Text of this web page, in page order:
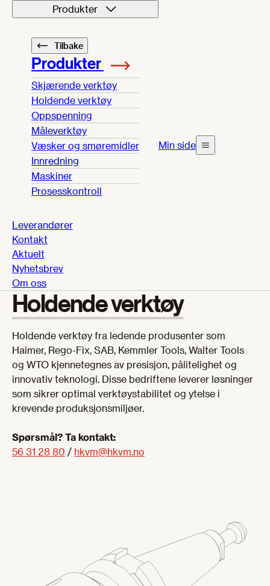
Produkter
Tilbake
Produkter
Skjærende verktøy
Holdende verktøy
Oppspenning
Måleverktøy
Væsker og smøremidler
Innredning
Maskiner
Prosesskontroll
Leverandører
Kontakt
Aktuelt
Nyhetsbrev
Om oss
Min side
Holdende verktøy
Holdende verktøy fra ledende produsenter som
Haimer, Rego-Fix, SAB, Kemmler Tools, Walter Tools
og WTO kjennetegnes av presisjon, pålitelighet og
innovativ teknologi. Disse bedriftene leverer løsninger
som sikrer optimal verktøystabilitet og ytelse i
krevende produksjonsmiljøer.
Spørsmål? Ta kontakt:
56 31 28 80 / hkvm@hkvm.no